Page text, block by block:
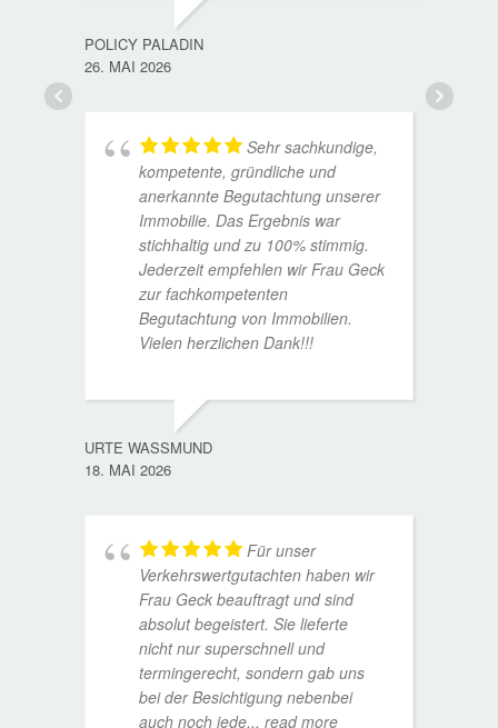
POLICY PALADIN
26. MAI 2026
Sehr sachkundige,
kompetente, gründliche und
anerkannte Begutachtung unserer
Immobilie. Das Ergebnis war
stichhaltig und zu 100% stimmig.
Jederzeit empfehlen wir Frau Geck
zur fachkompetenten
Begutachtung von Immobilien.
Vielen herzlichen Dank!!!
URTE WASSMUND
18. MAI 2026
Für unser
Verkehrswertgutachten haben wir
Frau Geck beauftragt und sind
absolut begeistert. Sie lieferte
nicht nur superschnell und
termingerecht, sondern gab uns
bei der Besichtigung nebenbei
auch noch jede... read more